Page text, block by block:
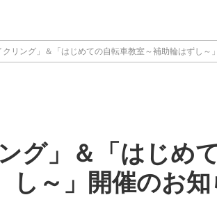
クリング」＆「はじめての自転車教室～補助輪はずし～
グ」＆「はじめ
し～」開催のお